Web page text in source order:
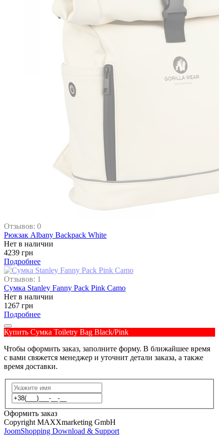
Отзывов: 0
Рюкзак Albany Backpack White
Нет в наличии
4239 грн
Подробнее
Отзывов: 1
Сумка Stanley Fanny Pack Pink Camo
Нет в наличии
1267 грн
Подробнее
Купить Сумка Toiletry Bag Black/Pink
Чтобы оформить заказ, заполните форму. В ближайшее время
с вами свяжется менеджер и уточнит детали заказа, а также
время доставки.
Оформить заказ
Copyright MAXXmarketing GmbH
JoomShopping Download & Support